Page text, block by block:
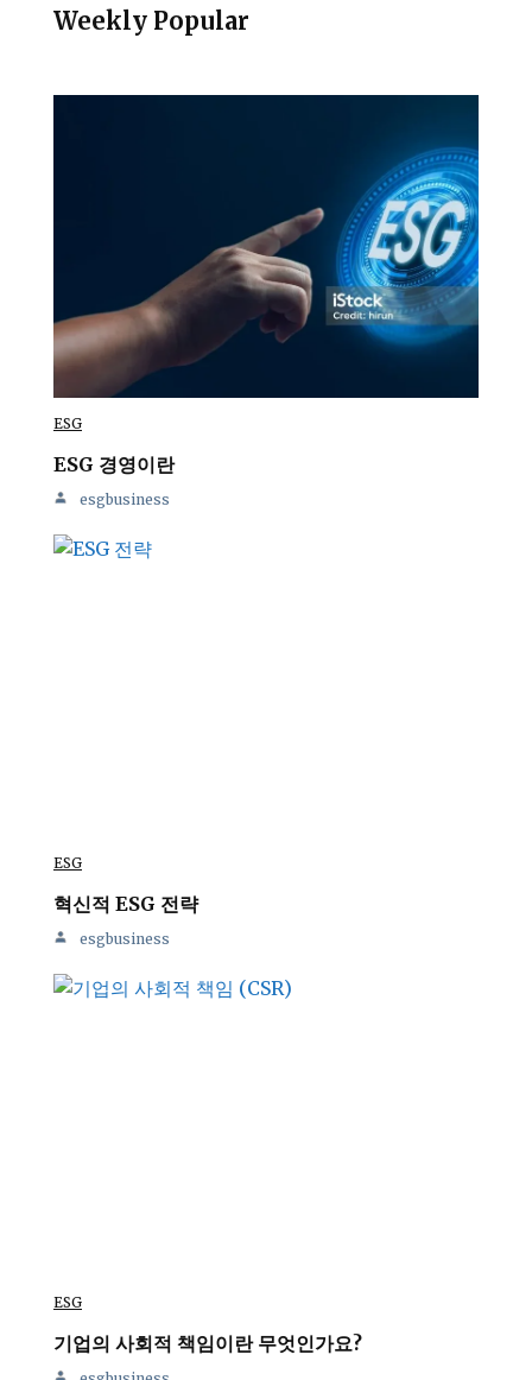
Weekly Popular
ESG
ESG 경영이란
esgbusiness
ESG
혁신적 ESG 전략
esgbusiness
ESG
기업의 사회적 책임이란 무엇인가요?